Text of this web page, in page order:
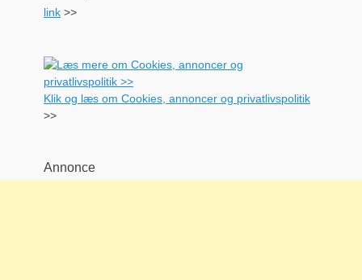
link >>
Klik og læs om Cookies, annoncer og privatlivspolitik
>>
Annonce